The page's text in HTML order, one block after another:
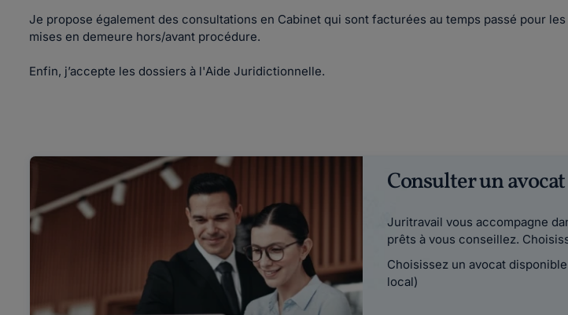
Je propose également des consultations en Cabinet qui sont facturées au temps passé pour
mises en demeure hors/avant procédure.
Enfin, j’accepte les dossiers à l'Aide Juridictionnelle.
Consulter un avocat
Juritravail vous accompagne
prêts à vous conseillez.
Choisissez un avocat
local)